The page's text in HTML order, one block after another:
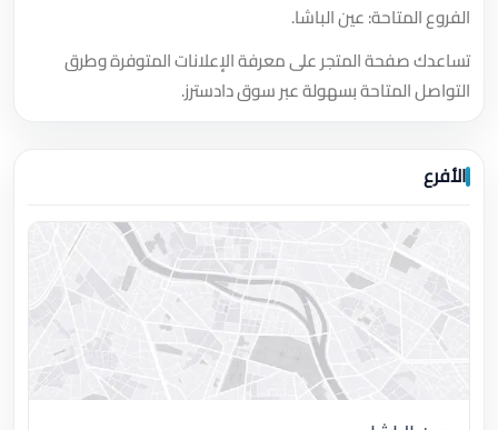
الفروع المتاحة: عين الباشا.
تساعدك صفحة المتجر على معرفة الإعلانات المتوفرة وطرق
التواصل المتاحة بسهولة عبر سوق دادسترز.
الأفرع